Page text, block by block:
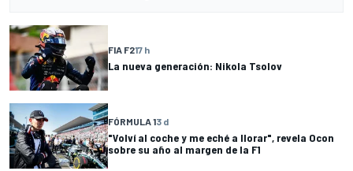
FIA F217 h
La nueva generación: Nikola Tsolov
FÓRMULA 13 d
"Volví al coche y me eché a llorar", revela Ocon
sobre su año al margen de la F1